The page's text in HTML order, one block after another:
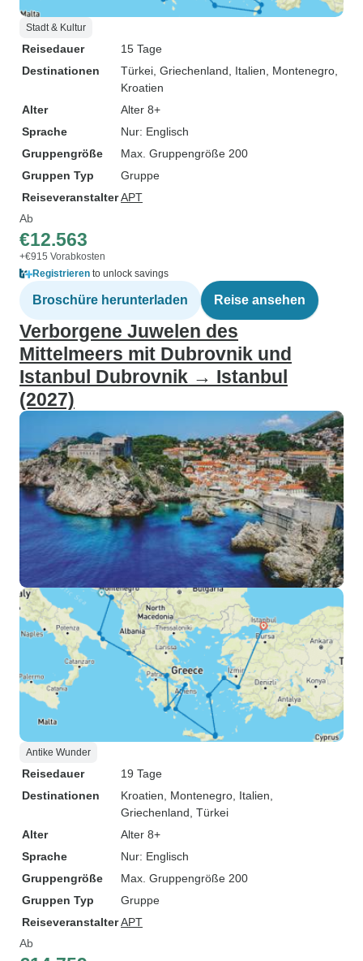
Stadt & Kultur
Reisedauer
15 Tage
Destinationen
Türkei , Griechenland , Italien , Montenegro
Kroatien
Alter
Alter 8+
Sprache
Nur: Englisch
Gruppengröße
Max. Gruppengröße 200
Gruppen Typ
Gruppe
ReiseveranstalterAPT
Ab
€12.563
+€915 Vorabkosten
Registrieren to unlock savings
Broschüre herunterladen Reise ansehen
Verborgene Juwelen des
Mittelmeers mit Dubrovnik und
Istanbul Dubrovnik → Istanbul
(2027)
Antike Wunder
Reisedauer
19 Tage
Destinationen
Kroatien , Montenegro , Italien
Griechenland , Türkei
Alter
Alter 8+
Sprache
Nur: Englisch
Gruppengröße
Max. Gruppengröße 200
Gruppen Typ
Gruppe
ReiseveranstalterAPT
Ab